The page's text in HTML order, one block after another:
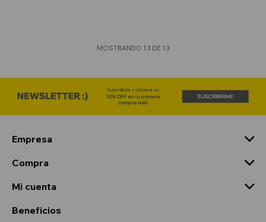
MOSTRANDO 13 DE 13
Empresa
Compra
Mi cuenta
Beneficios